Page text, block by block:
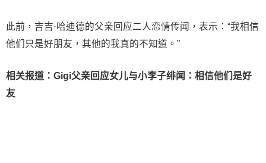
此前，吉吉·哈迪德的父亲回应二人恋情传闻，表示：“我相信
他们只是好朋友，其他的我真的不知道。”
相关报道： Gigi父亲回应女儿与小李子绯闻：相信他们是好
友